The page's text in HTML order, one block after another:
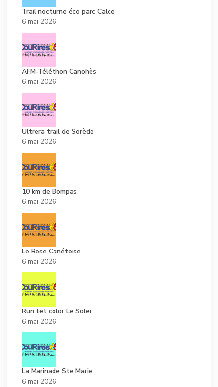
Trail nocturne éco parc Calce
6 mai 2026
AFM-Téléthon Canohès
6 mai 2026
Ultrera trail de Sorède
6 mai 2026
10 km de Bompas
6 mai 2026
Le Rose Canétoise
6 mai 2026
Run tet color Le Soler
6 mai 2026
La Marinade Ste Marie
6 mai 2026